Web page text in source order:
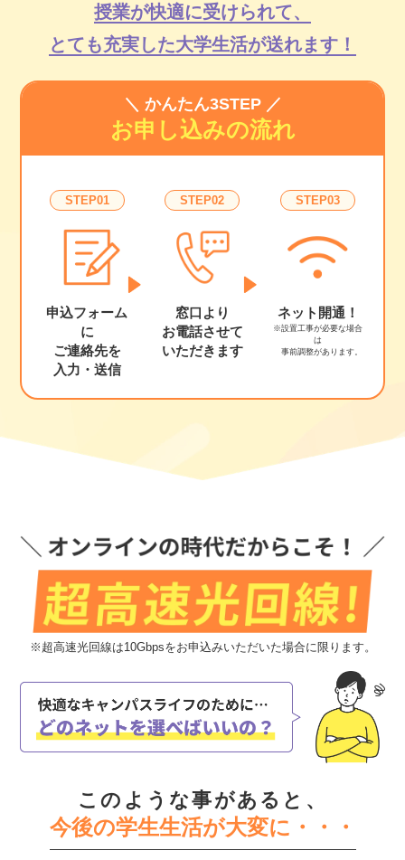
授業が快適に受けられて、
とても充実した大学生活が送れます！
＼ かんたん3STEP ／
お申し込みの流れ
STEP01
申込フォーム
に
ご連絡先を
入力・送信
STEP02
窓口より
お電話させて
いただきます
STEP03
ネット開通！
※設置工事が必要な場合
は
事前調整があります。
※超高速光回線は10Gbpsをお申込みいただいた場合に限ります。
このような事があると、
今後の学生生活が大変に・・・